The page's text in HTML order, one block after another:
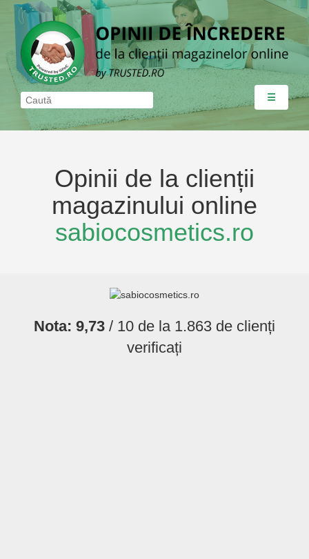
☰
Opinii de la clienții
magazinului online
sabiocosmetics.ro
Nota: 9,73 / 10 de la 1.863 de clienți
verificați